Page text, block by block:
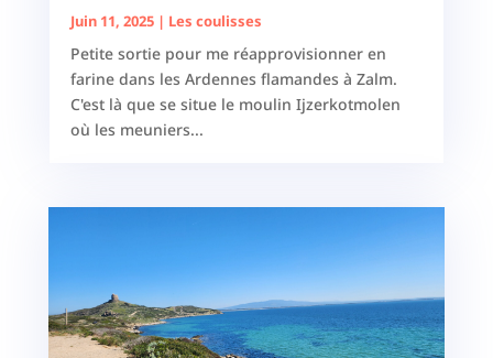
Juin 11, 2025| Les coulisses
Petite sortie pour me réapprovisionner en
farine dans les Ardennes flamandes à Zalm.
C'est là que se situe le moulin Ijzerkotmolen
où les meuniers...